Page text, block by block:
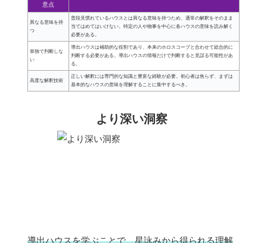
意点
異なる意味を持
つ
普段見慣れているハウスとは異なる意味を持つため、通常の解釈をそのまま
当てはめてはいけない。特定の人や物事を中心に各ハウスの意味を読み解く
必要がある。
単独で判断しな
い
導出ハウスは補助的な役割であり、本来のホロスコープと合わせて総合的に
判断する必要がある。導出ハウスの情報だけで判断すると見誤る可能性があ
る。
高度な解釈技術
正しい解釈には専門的な知識と豊富な経験が必要。初心者は焦らず、まずは
基本的なハウスの意味を理解することに集中するべき。
より深い洞察
導出ハウスを学ぶことで、星詠みから得られる理解